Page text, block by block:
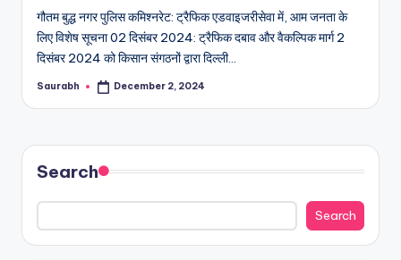
गौतम बुद्ध नगर पुलिस कमिश्नरेट: ट्रैफिक एडवाइजरीसेवा में, आम जनता के
लिए विशेष सूचना 02 दिसंबर 2024: ट्रैफिक दबाव और वैकल्पिक मार्ग 2
दिसंबर 2024 को किसान संगठनों द्वारा दिल्ली…
Posted
Saurabh December 2, 2024
Search
Search